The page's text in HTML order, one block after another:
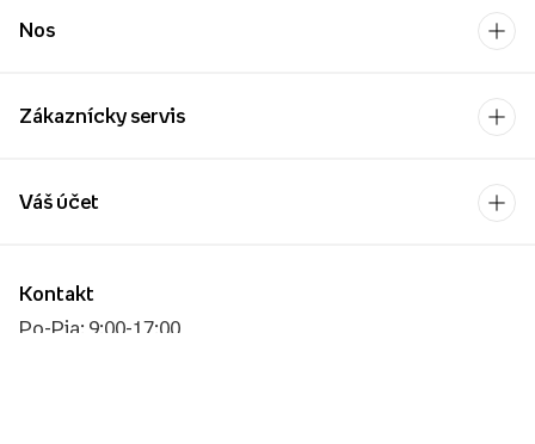
Nos
Zákaznícky servis
Kontakt
Po-Pia: 9:00-17:00
Váš účet